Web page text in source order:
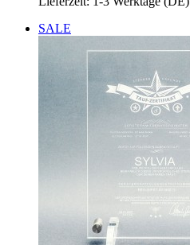
SALE